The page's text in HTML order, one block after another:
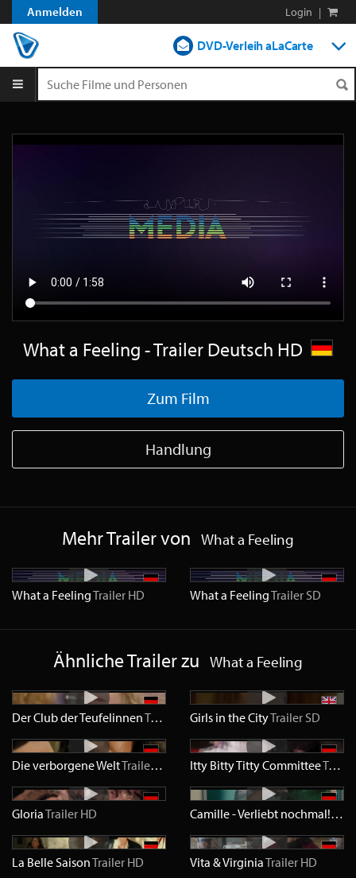
Anmelden Login |
DVD-Verleih aLaCarte
What a Feeling - Trailer Deutsch HD
Zum Film
Handlung
Mehr Trailer von What a Feeling
What a FeelingTrailer HD What a FeelingTrailer SD
Ähnliche Trailer zu What a Feeling
Der Club der TeufelinnenTrailer SDGirls in the CityTrailer SD
Die verborgene WeltTrailer SD Itty Bitty Titty CommitteeTrailer
GloriaTrailer HD Camille - Verliebt nochmal!
La Belle SaisonTrailer HD Vita & VirginiaTrailer HD